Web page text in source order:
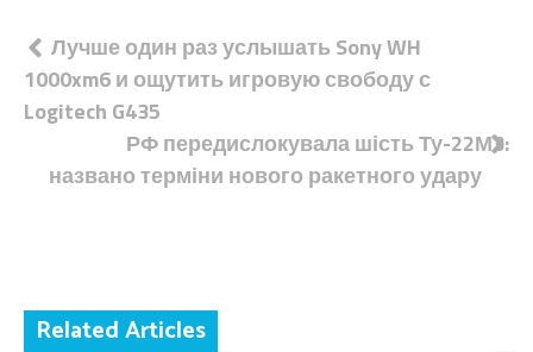
Навігація
записів
Лучше один раз услышать Sony WH
1000xm6 и ощутить игровую свободу с
Logitech G435
РФ передислокувала шість Ту-22М3:
названо терміни нового ракетного удару
Related Articles